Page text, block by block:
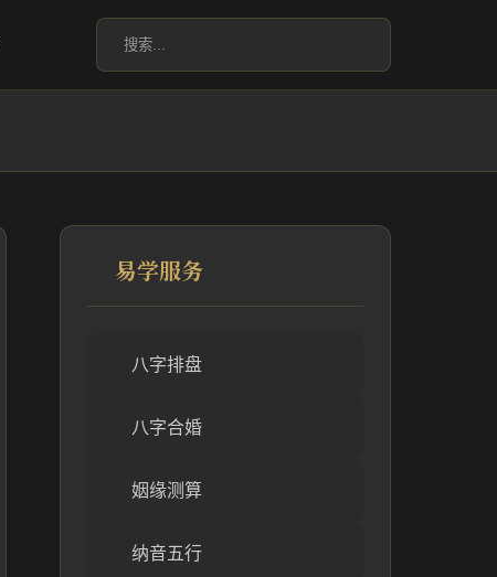
易学服务
八字排盘
八字合婚
姻缘测算
纳音五行